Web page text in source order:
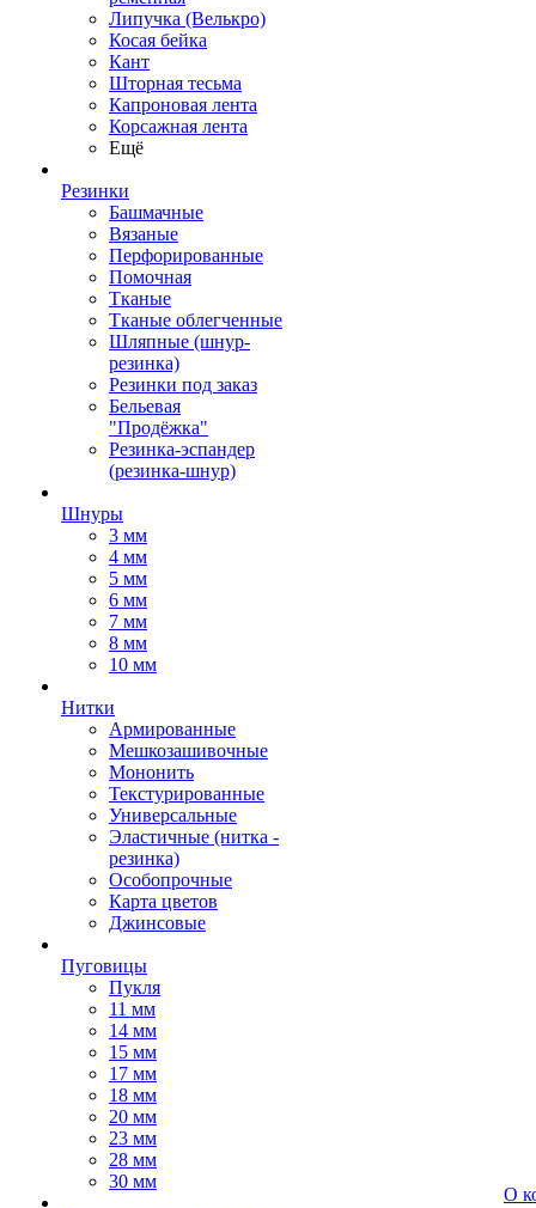
Липучка (Велькро)
Косая бейка
Кант
Шторная тесьма
Капроновая лента
Корсажная лента
Ещё
Резинки
Башмачные
Вязаные
Перфорированные
Помочная
Тканые
Тканые облегченные
Шляпные (шнур-
резинка)
Резинки под заказ
Бельевая
"Продёжка"
Резинка-эспандер
(резинка-шнур)
Шнуры
3 мм
4 мм
5 мм
6 мм
7 мм
8 мм
10 мм
Нитки
Армированные
Мешкозашивочные
Мононить
Текстурированные
Универсальные
Эластичные (нитка -
резинка)
Особопрочные
Карта цветов
Джинсовые
Пуговицы
Пукля
11 мм
14 мм
15 мм
17 мм
18 мм
20 мм
23 мм
28 мм
30 мм
О